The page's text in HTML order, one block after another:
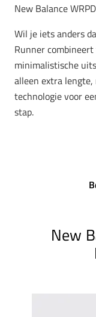
New Balance
Wil je iets anders
Runner
minimalistische
alleen extra
technologie voor
stap.
New